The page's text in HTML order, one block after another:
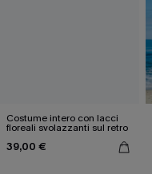
Costume intero con lacci
floreali svolazzanti sul retro
39,00 €